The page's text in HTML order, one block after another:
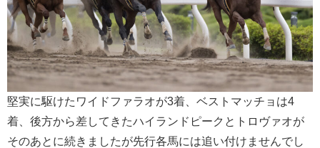
堅実に駆けたワイドファラオが3着、ベストマッチョは4
着、後方から差してきたハイランドピークとトロヴァオが
そのあとに続きましたが先行各馬には追い付けませんでし